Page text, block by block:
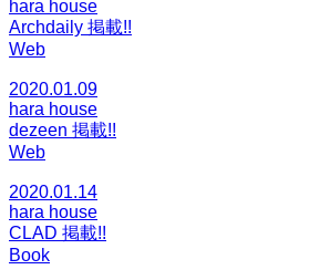
hara house
Archdaily 掲載!!
Web
2020.01.09
hara house
dezeen 掲載!!
Web
2020.01.14
hara house
CLAD 掲載!!
Book